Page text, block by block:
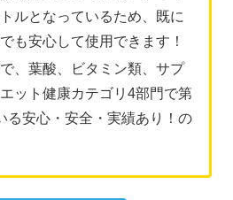
ルとなっているため、既に
も安心して使用できます！
、葉酸、ビタミン類、サプ
ット健康カテゴリ4部門で第
る安心・安全・実績あり！の